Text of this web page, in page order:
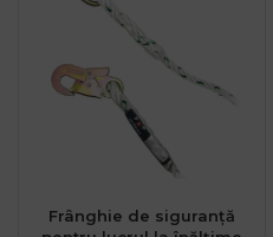
Frânghie de siguranță